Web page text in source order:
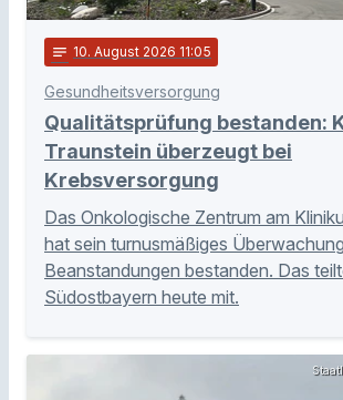
notes 10. August 2026 11:05
Gesundheitsversorgung
Qualitätsprüfung bestanden:
Traunstein überzeugt bei
Krebsversorgung
Das Onkologische Zentrum am
hat sein turnusmäßiges
Beanstandungen bestanden. Das
Südostbayern heute mit.